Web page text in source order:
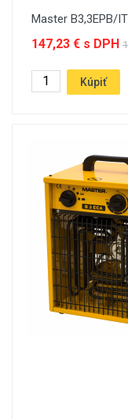
Master B3,3EPB/
147,23 € s DPH
Kúpiť